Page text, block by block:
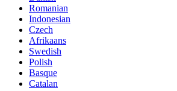
Romanian
Indonesian
Czech
Afrikaans
Swedish
Polish
Basque
Catalan